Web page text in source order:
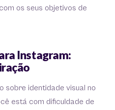
os seus objetivos de
Instagram:
sobre identidade visual no
está com dificuldade de